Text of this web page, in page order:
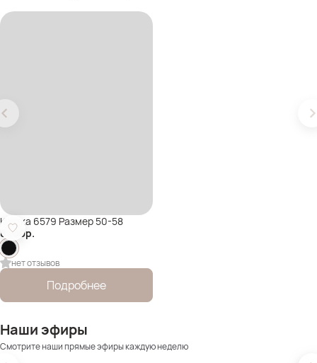
Куртка 6579 Размер 50-58
8 100р.
нет отзывов
Подробнее
Наши эфиры
Смотрите наши прямые эфиры каждую неделю